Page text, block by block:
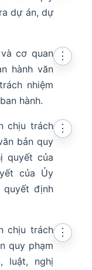
dự án, dự
cơ quan
hành văn
nhiệm
hành.
⋮
chịu trách
bản quy
quyết của
của Ủy
quyết định
⋮
chịu trách
quy phạm
luật, nghị
⋮